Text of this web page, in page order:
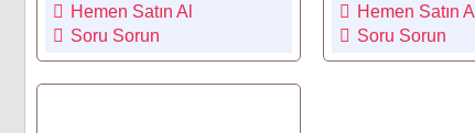
Hemen Satın Al
Soru Sorun
Hemen Satın Al
Soru Sorun